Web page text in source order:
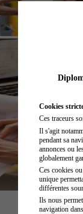
Cookies
Ces traceurs
Il s'agit
pendant sa
annonces ou
globalement
Ces cookies
unique
différentes
Ils nous
navigation